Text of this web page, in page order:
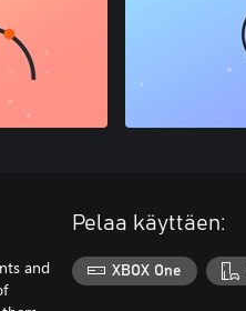
and
Pelaa käyttäen:
XBOX One